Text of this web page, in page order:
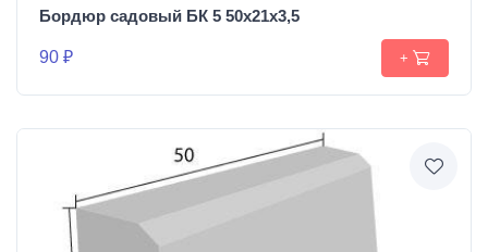
Бордюр садовый БК 5 50х21х3,5
90 ₽ +